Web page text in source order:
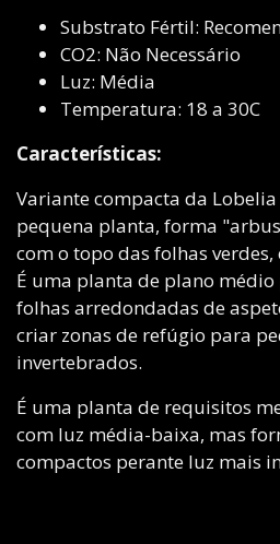
Substrato Fértil:
CO2: Não Necessário
Luz: Média
Temperatura: 18 a 30C
Características:
Variante compacta da
pequena planta, forma
com o topo das folhas
É uma planta de plano médio
folhas arredondadas de
criar zonas de refúgio para
invertebrados.
É uma planta de requisitos
com luz média-baixa, mas
compactos perante luz mais